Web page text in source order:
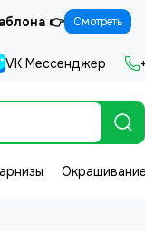
👉 Смотреть
VK Мессенджер